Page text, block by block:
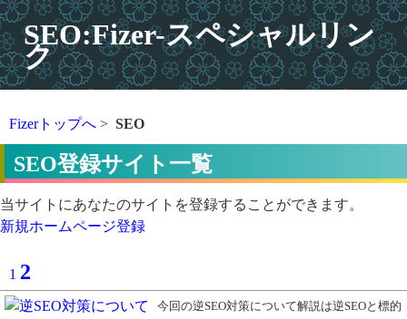
SEO:Fizer-スペシャルリン
ク
Fizerトップへ > SEO
SEO登録サイト一覧
当サイトにあなたのサイトを登録することができます。
新規ホームページ登録
1 2
今回の逆SEO対策について解説は逆SEOと標的